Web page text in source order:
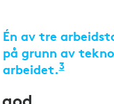
Én av tre
på grunn av
arbeidet.3«The